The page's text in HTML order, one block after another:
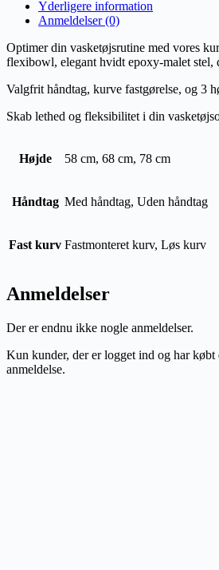
Yderligere information
Anmeldelser (0)
Optimer din vasketøjsrutine med vores
flexibowl, elegant hvidt epoxy-malet
Valgfrit håndtag, kurve fastgørelse, og 3
Skab lethed og fleksibilitet i din
Højde 58 cm, 68 cm, 78 cm
Håndtag Med håndtag, Uden håndtag
Fast kurv Fastmonteret kurv, Løs kurv
Anmeldelser
Der er endnu ikke nogle anmeldelser.
Kun kunder, der er logget ind og har købt
anmeldelse.